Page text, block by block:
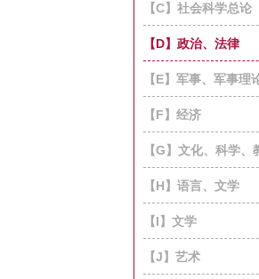
【C】社会科学总论
【D】政治、法律
【E】军事、军事理
【F】经济
【G】文化、科学、
【H】语言、文学
【I】文学
【J】艺术